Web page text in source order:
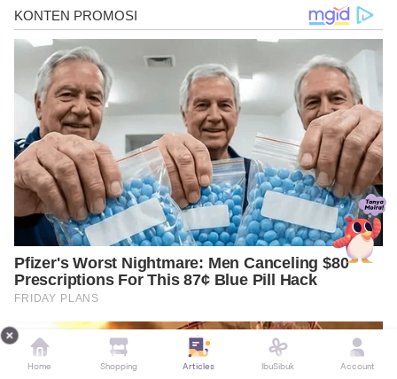
https://n.neurology.org/content/79/15/1540
https://www.ncbi.nlm.nih.gov/pmc/articles/PMC3477557/
https://journals.sagepub.com/doi/abs/10.1177/155982760730913
0.
https://www.medicalnewstoday.com/articles/321820#11.-Liver
https://pubmed.ncbi.nlm.nih.gov/29495598/
https://www.healthline.com/nutrition/heart-healthy-
foods#TOC_TITLE_HDR_14
Home Shopping Articles IbuSibuk Account